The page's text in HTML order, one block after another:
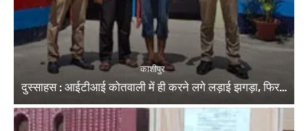
काशीपुर
दुस्साहस : आईटीआई कोतवाली में ही करने लगे लड़ाई झगड़ा, फिर…